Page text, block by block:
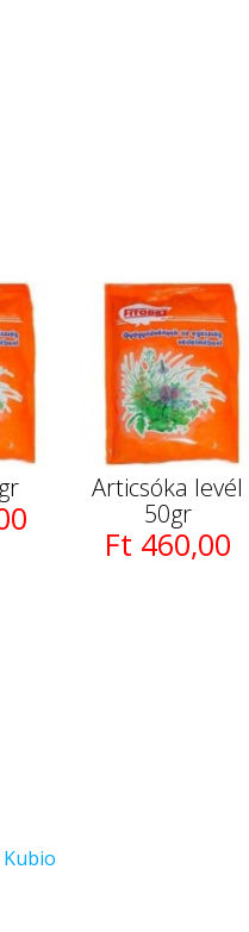
Articsóka levél
50gr
Ft 460,00
Kubio